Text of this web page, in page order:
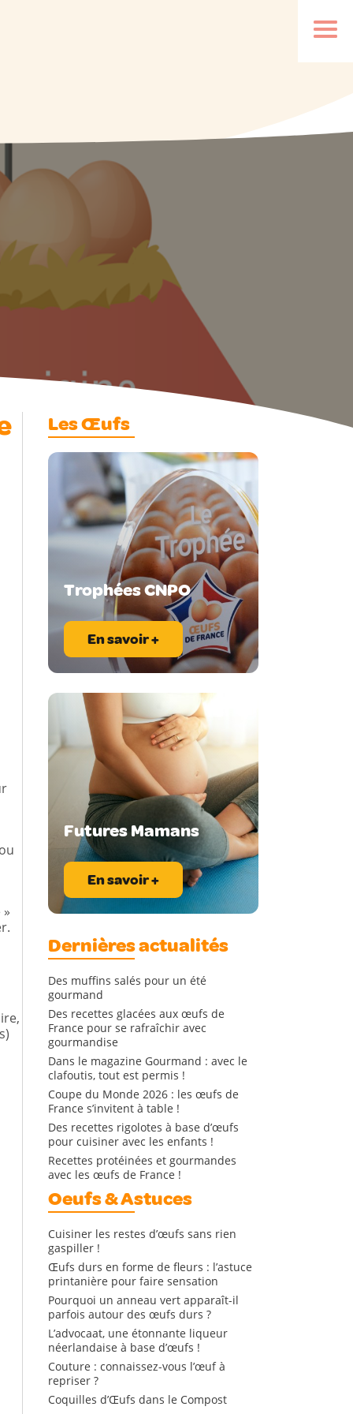
Les Œufs
Trophées CNPO
En savoir +
Futures Mamans
En savoir +
Dernières actualités
Des muffins salés pour un été
gourmand
Des recettes glacées aux œufs de
France pour se rafraîchir avec
gourmandise
Dans le magazine Gourmand : avec le
clafoutis, tout est permis !
Coupe du Monde 2026 : les œufs de
France s’invitent à table !
Des recettes rigolotes à base d’œufs
pour cuisiner avec les enfants !
Recettes protéinées et gourmandes
avec les œufs de France !
Oeufs & Astuces
Cuisiner les restes d’œufs sans rien
gaspiller !
Œufs durs en forme de fleurs : l’astuce
printanière pour faire sensation
Pourquoi un anneau vert apparaît-il
parfois autour des œufs durs ?
L’advocaat, une étonnante liqueur
néerlandaise à base d’œufs !
Couture : connaissez-vous l’œuf à
repriser ?
Coquilles d’Œufs dans le Compost